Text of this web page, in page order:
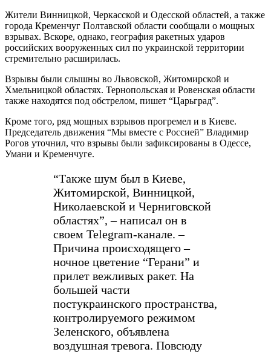
Жители Винницкой, Черкасской и Одесской областей, а также
города Кременчуг Полтавской области сообщали о мощных
взрывах. Вскоре, однако, география ракетных ударов
российских вооруженных сил по украинской территории
стремительно расширилась.
Взрывы были слышны во Львовской, Житомирской и
Хмельницкой областях. Тернопольская и Ровенская области
также находятся под обстрелом, пишет “Царьград”.
Кроме того, ряд мощных взрывов прогремел и в Киеве.
Председатель движения “Мы вместе с Россией” Владимир
Рогов уточнил, что взрывы были зафиксированы в Одессе,
Умани и Кременчуге.
“Также шум был в Киеве,
Житомирской, Винницкой,
Николаевской и Черниговской
областях”, – написал он в
своем Telegram-канале. –
Причина происходящего –
ночное цветение “Герани” и
прилет вежливых ракет. На
большей части
постукраинского пространства,
контролируемого режимом
Зеленского, объявлена
воздушная тревога. Повсюду